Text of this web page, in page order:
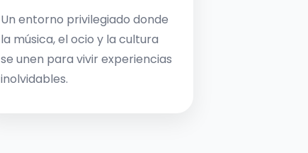
Un entorno privilegiado donde
la música, el ocio y la cultura
se unen para vivir experiencias
inolvidables.